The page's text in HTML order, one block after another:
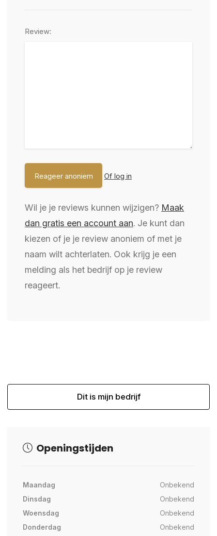
Review:
Of log in
Wil je je reviews kunnen wijzigen? Maak
dan gratis een account aan. Je kunt dan
kiezen of je je review anoniem of met je
naam wilt achterlaten. Ook krijg je een
melding als het bedrijf op je review
reageert.
Dit is mijn bedrijf
Openingstijden
Maandag
Onbekend
Dinsdag
Onbekend
Woensdag
Onbekend
Donderdag
Onbekend